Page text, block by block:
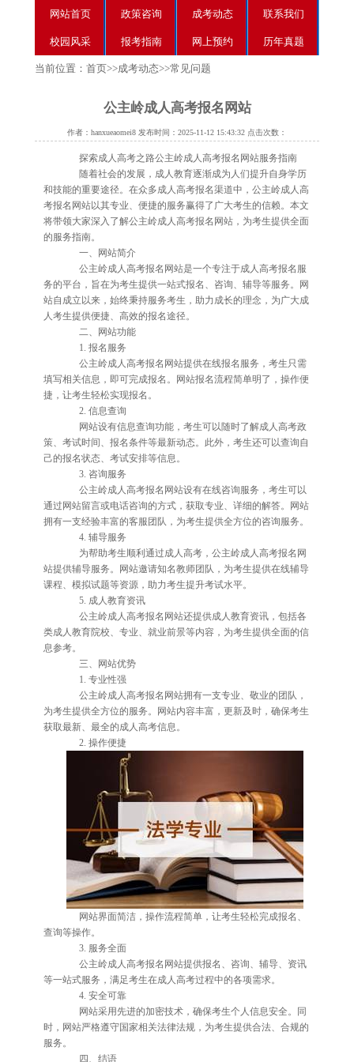
网站首页 政策咨询 成考动态 联系我们
校园风采 报考指南 网上预约 历年真题
当前位置： 首页>>成考动态>>常见问题
公主岭成人高考报名网站
作者：hanxueaomei8 发布时间：2025-11-12 15:43:32 点击次数：
探索成人高考之路公主岭成人高考报名网站服务指南
随着社会的发展，成人教育逐渐成为人们提升自身学历
和技能的重要途径。在众多成人高考报名渠道中，公主岭成人高
考报名网站以其专业、便捷的服务赢得了广大考生的信赖。本文
将带领大家深入了解公主岭成人高考报名网站，为考生提供全面
的服务指南。
一、网站简介
公主岭成人高考报名网站是一个专注于成人高考报名服
务的平台，旨在为考生提供一站式报名、咨询、辅导等服务。网
站自成立以来，始终秉持服务考生，助力成长的理念，为广大成
人考生提供便捷、高效的报名途径。
二、网站功能
1. 报名服务
公主岭成人高考报名网站提供在线报名服务，考生只需
填写相关信息，即可完成报名。网站报名流程简单明了，操作便
捷，让考生轻松实现报名。
2. 信息查询
网站设有信息查询功能，考生可以随时了解成人高考政
策、考试时间、报名条件等最新动态。此外，考生还可以查询自
己的报名状态、考试安排等信息。
3. 咨询服务
公主岭成人高考报名网站设有在线咨询服务，考生可以
通过网站留言或电话咨询的方式，获取专业、详细的解答。网站
拥有一支经验丰富的客服团队，为考生提供全方位的咨询服务。
4. 辅导服务
为帮助考生顺利通过成人高考，公主岭成人高考报名网
站提供辅导服务。网站邀请知名教师团队，为考生提供在线辅导
课程、模拟试题等资源，助力考生提升考试水平。
5. 成人教育资讯
公主岭成人高考报名网站还提供成人教育资讯，包括各
类成人教育院校、专业、就业前景等内容，为考生提供全面的信
息参考。
三、网站优势
1. 专业性强
公主岭成人高考报名网站拥有一支专业、敬业的团队，
为考生提供全方位的服务。网站内容丰富，更新及时，确保考生
获取最新、最全的成人高考信息。
2. 操作便捷
网站界面简洁，操作流程简单，让考生轻松完成报名、
查询等操作。
3. 服务全面
公主岭成人高考报名网站提供报名、咨询、辅导、资讯
等一站式服务，满足考生在成人高考过程中的各项需求。
4. 安全可靠
网站采用先进的加密技术，确保考生个人信息安全。同
时，网站严格遵守国家相关法律法规，为考生提供合法、合规的
服务。
四、结语